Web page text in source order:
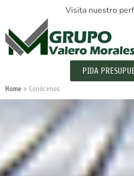
Visita nuestro
PIDA
Home » Conócenos